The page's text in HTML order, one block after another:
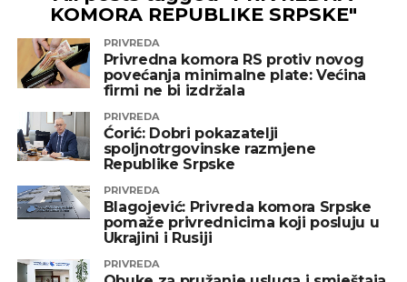
KOMORA REPUBLIKE SRPSKE"
PRIVREDA
Privredna komora RS protiv novog
povećanja minimalne plate: Većina
firmi ne bi izdržala
PRIVREDA
Ćorić: Dobri pokazatelji
spoljnotrgovinske razmjene
Republike Srpske
PRIVREDA
Blagojević: Privreda komora Srpske
pomaže privrednicima koji posluju u
Ukrajini i Rusiji
PRIVREDA